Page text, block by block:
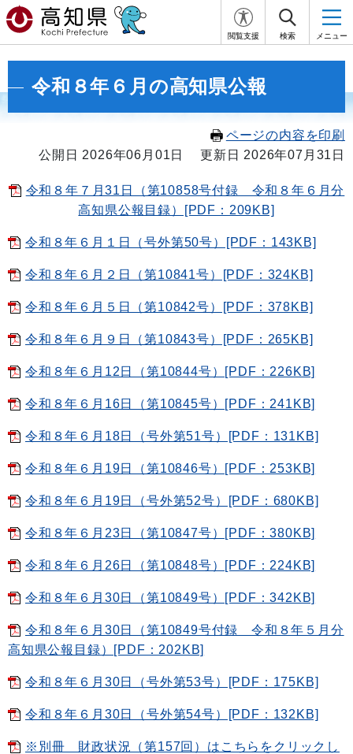
閲覧支援 検索 メニュー
令和８年６月の高知県公報
ページの内容を印刷
公開日 2026年06月01日
更新日 2026年07月31日
令和８年７月31日（第10858号付録 令和８年６月分
高知県公報目録）[PDF：209KB]
令和８年６月１日（号外第50号）[PDF：143KB]
令和８年６月２日（第10841号）[PDF：324KB]
令和８年６月５日（第10842号）[PDF：378KB]
令和８年６月９日（第10843号）[PDF：265KB]
令和８年６月12日（第10844号）[PDF：226KB]
令和８年６月16日（第10845号）[PDF：241KB]
令和８年６月18日（号外第51号）[PDF：131KB]
令和８年６月19日（第10846号）[PDF：253KB]
令和８年６月19日（号外第52号）[PDF：680KB]
令和８年６月23日（第10847号）[PDF：380KB]
令和８年６月26日（第10848号）[PDF：224KB]
令和８年６月30日（第10849号）[PDF：342KB]
令和８年６月30日（第10849号付録 令和８年５月分
高知県公報目録）[PDF：202KB]
令和８年６月30日（号外第53号）[PDF：175KB]
令和８年６月30日（号外第54号）[PDF：132KB]
※別冊 財政状況（第157回）はこちらをクリックし